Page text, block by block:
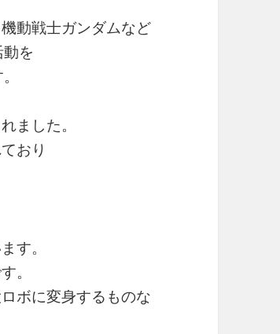
動戦士ガンダムなど
を
ました。
おり
す。
。
ボに変身するものな